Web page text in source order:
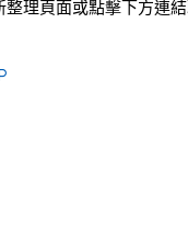
整理頁面或點擊下方連結